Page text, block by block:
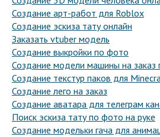
Создание арт-работ для Roblox
Создание эскиза тату онлайн
Заказать vtuber модель
Создание выкройки по фото
Создание модели машины на заказ
Создание текстур паков для
Создание лего на заказ
Создание аватара для телеграм
Поиск эскиза тату по фото на руке
Создание модельки гача для